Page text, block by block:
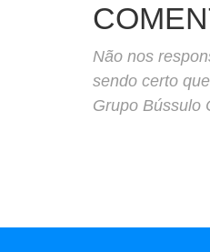
Não nos
sendo certo
Grupo Bússulo